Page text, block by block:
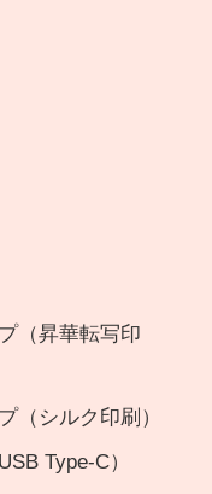
（昇華転写印
（シルク印刷）
Type-C）